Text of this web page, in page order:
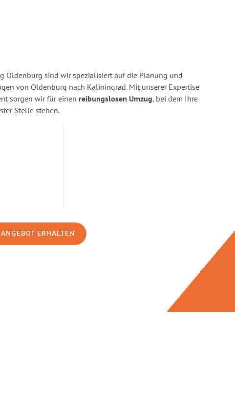
Oldenburg sind wir spezialisiert auf die Planung und
von Oldenburg nach Kaliningrad. Mit unserer Expertise
sorgen wir für einen reibungslosen Umzug, bei dem Ihre
Stelle stehen.
ERHALTEN